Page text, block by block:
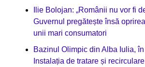
Ilie Bolojan: „Românii nu vor fi
Guvernul pregătește însă
unii mari consumatori
Bazinul Olimpic din Alba Iulia,
Instalația de tratare și